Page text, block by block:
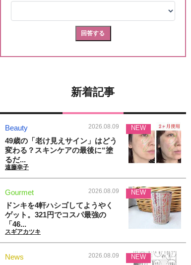
新着記事
Beauty 2026.08.09
49歳の「老け見えサイン」はどう
変わる？スキンケアの最後に“塗
るだ...
遠藤幸子
NEW
Gourmet 2026.08.09
ドンキを4軒ハシゴしてようやく
ゲット。321円でコスパ最強の
「46...
スギアカツキ
NEW
News 2026.08.09 NEW